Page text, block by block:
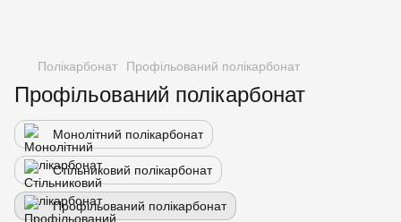
Полікарбонат Профільований полікарбонат
Профільований полікарбонат
Монолітний полікарбонат
Стільниковий полікарбонат
Профільований полікарбонат